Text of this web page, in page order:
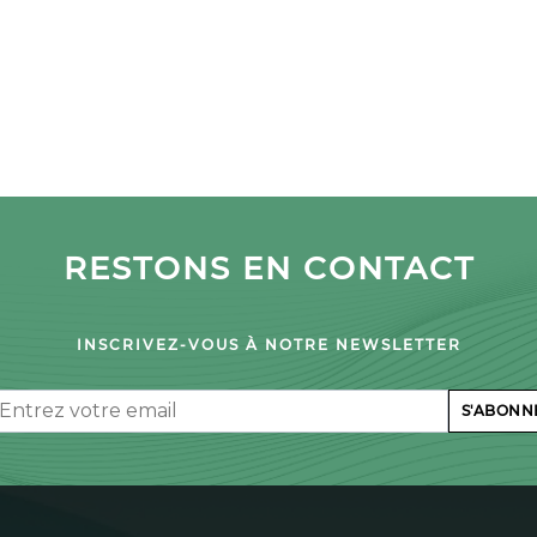
RESTONS EN CONTACT
INSCRIVEZ-VOUS À NOTRE NEWSLETTER